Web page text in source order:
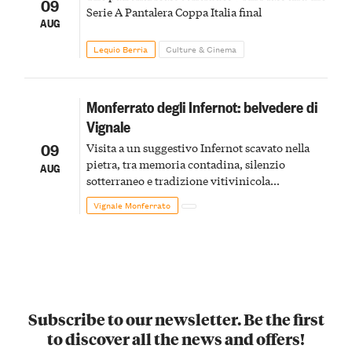
09
AUG
Serie A Pantalera Coppa Italia final
Lequio Berria Culture & Cinema
09
AUG
Monferrato degli Infernot: belvedere di
Vignale
Visita a un suggestivo Infernot scavato nella
pietra, tra memoria contadina, silenzio
sotterraneo e tradizione vitivinicola
monferrina
Vignale Monferrato
Subscribe to our newsletter. Be the first
to discover all the news and offers!